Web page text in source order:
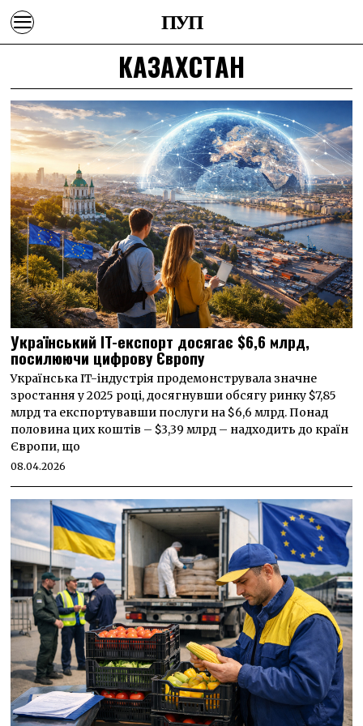
ПУП
КАЗАХСТАН
Український IT-експорт досягає $6,6 млрд,
посилюючи цифрову Європу
Українська IT-індустрія продемонструвала значне
зростання у 2025 році, досягнувши обсягу ринку $7,85
млрд та експортувавши послуги на $6,6 млрд. Понад
половина цих коштів – $3,39 млрд – надходить до країн
Європи, що
08.04.2026